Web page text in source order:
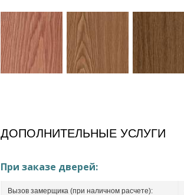
ДОПОЛНИТЕЛЬНЫЕ УСЛУГИ
При заказе дверей:
Вызов замерщика (при наличном расчете):